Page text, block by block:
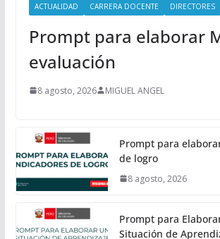
ACTUALIDAD CARRERA DOCENTE DIRECTORES
Prompt para elaborar
evaluación
8 agosto, 2026 MIGUEL ANGEL
Prompt para
de logro
8 agosto, 2026
Prompt para
Situación de